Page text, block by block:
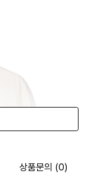
상품문의 (0)